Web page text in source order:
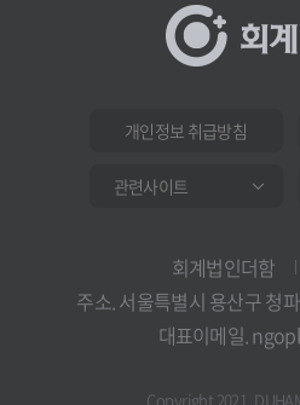
개인정보 취급방침
회계법인더함
주소. 서울특별시 용산구 청
대표이메일.
Copyright 2021.